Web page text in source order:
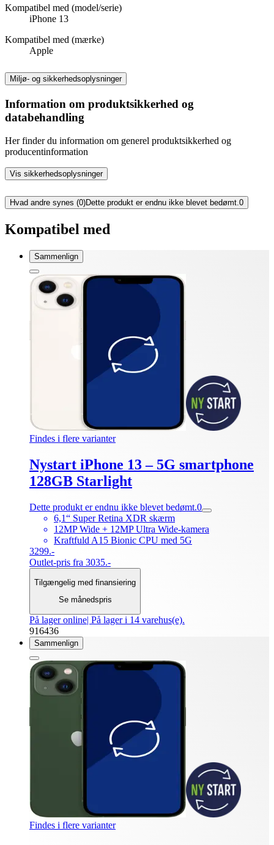
Kompatibel med (model/serie)
iPhone 13
Kompatibel med (mærke)
Apple
Miljø- og sikkerhedsoplysninger
Information om produktsikkerhed og
databehandling
Her finder du information om generel produktsikkerhed og
producentinformation
Vis sikkerhedsoplysninger
Hvad andre synes (0)Dette produkt er endnu ikke blevet bedømt.0
Kompatibel med
Sammenlign
Findes i flere varianter
Nystart iPhone 13 – 5G smartphone
128GB Starlight
Dette produkt er endnu ikke blevet bedømt.0
6,1“ Super Retina XDR skærm
12MP Wide + 12MP Ultra Wide-kamera
Kraftfuld A15 Bionic CPU med 5G
3299.-
Outlet-pris fra 3035.-
Tilgængelig med finansiering
Se månedspris
På lager online| På lager i 14 varehus(e).
916436
Sammenlign
Findes i flere varianter